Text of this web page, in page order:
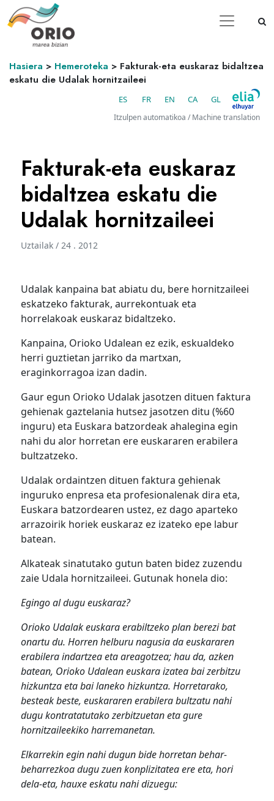
Hasiera > Hemeroteka > Fakturak-eta euskaraz bidaltzea
eskatu die Udalak hornitzaileei
ES FR EN CA GL
Itzulpen automatikoa / Machine translation
Fakturak-eta euskaraz
bidaltzea eskatu die
Udalak hornitzaileei
Uztailak / 24 . 2012
Udalak kanpaina bat abiatu du, bere hornitzaileei
eskatzeko fakturak, aurrekontuak eta
horrelakoak euskaraz bidaltzeko.
Kanpaina, Orioko Udalean ez ezik, eskualdeko
herri guztietan jarriko da martxan,
eraginkorragoa izan dadin.
Gaur egun Orioko Udalak jasotzen dituen faktura
gehienak gaztelania hutsez jasotzen ditu (%60
inguru) eta Euskara batzordeak ahalegina egin
nahi du alor horretan ere euskararen erabilera
bultzatzeko.
Udalak ordaintzen dituen faktura gehienak
inguruko enpresa eta profesionalenak dira eta,
Euskara batzordearen ustez, ez dago aparteko
arrazoirik horiek euskaraz ez izateko epe labur
batean.
Alkateak sinatutako gutun baten bidez zuzendu
zaie Udala hornitzaileei. Gutunak honela dio:
Egingo al dugu euskaraz?
Orioko Udalak euskara erabiltzeko plan berezi bat
onartu du. Horren helburu nagusia da euskararen
erabilera indartzea eta areagotzea; hau da, azken
batean, Orioko Udalean euskara izatea bai zerbitzu
hizkuntza eta bai laneko hizkuntza. Horretarako,
besteak beste, euskararen erabilera bultzatu nahi
dugu kontratatutako zerbitzuetan eta gure
hornitzaileekiko harremanetan.
Elkarrekin egin nahi dugun bide horretan behar-
beharrezkoa dugu zuen konplizitatea ere eta, hori
dela-eta, hauxe eskatu nahi dizuegu: